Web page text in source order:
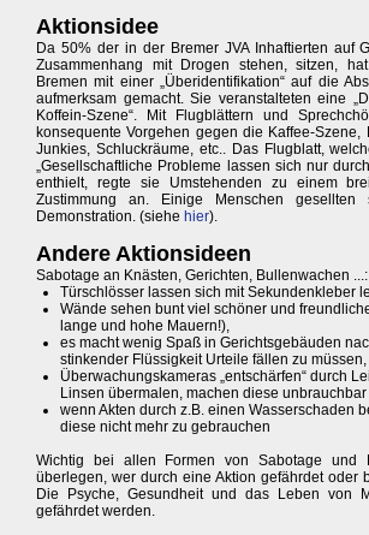
Aktionsidee
Da 50% der in der Bremer JVA Inhaftierten auf
Zusammenhang mit Drogen stehen, sitzen,
Bremen mit einer „Überidentifikation“ auf die
aufmerksam gemacht. Sie veranstalteten eine
Koffein-Szene“. Mit Flugblättern und
konsequente Vorgehen gegen die Kaffee-Szene,
Junkies, Schluckräume, etc.. Das Flugblatt,
„Gesellschaftliche Probleme lassen sich nur
enthielt, regte sie Umstehenden zu einem
Zustimmung an. Einige Menschen
Demonstration. (siehe hier).
Andere Aktionsideen
Sabotage an Knästen, Gerichten, Bullenwachen ...:
Türschlösser lassen sich mit Sekundenkleber
Wände sehen bunt viel schöner und
lange und hohe Mauern!),
es macht wenig Spaß in Gerichtsgebäuden
stinkender Flüssigkeit Urteile fällen zu müssen,
Überwachungskameras „entschärfen“ durch
Linsen übermalen, machen diese unbrauchbar
wenn Akten durch z.B. einen Wasserschaden
diese nicht mehr zu gebrauchen
Wichtig bei allen Formen von Sabotage und
überlegen, wer durch eine Aktion gefährdet oder
Die Psyche, Gesundheit und das Leben von
gefährdet werden.